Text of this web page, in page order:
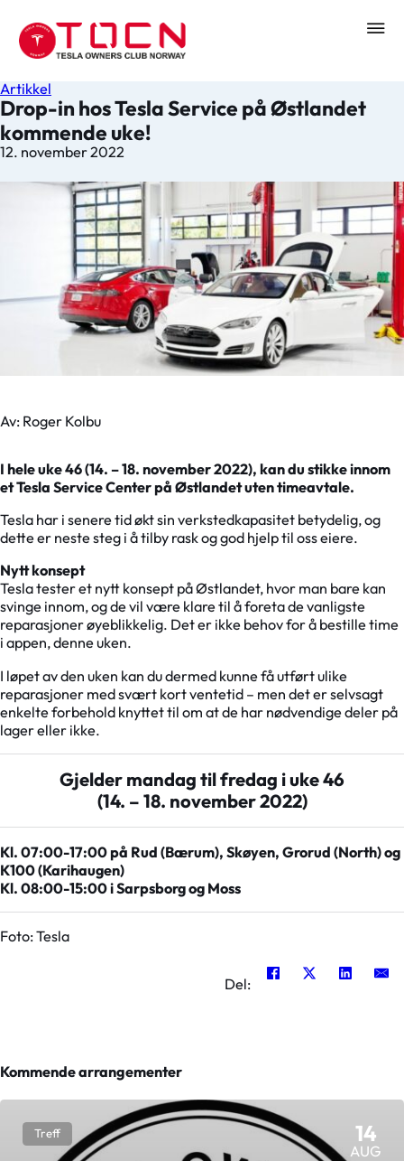
Drop-in hos Tesla Service på Østlandet
kommende uke!
Artikkel
12. november 2022
Av: Roger Kolbu
I hele uke 46 (14. – 18. november 2022), kan du stikke innom
et Tesla Service Center på Østlandet uten timeavtale.
Tesla har i senere tid økt sin verkstedkapasitet betydelig, og
dette er neste steg i å tilby rask og god hjelp til oss eiere.
Nytt konsept
Tesla tester et nytt konsept på Østlandet, hvor man bare kan
svinge innom, og de vil være klare til å foreta de vanligste
reparasjoner øyeblikkelig. Det er ikke behov for å bestille time
i appen, denne uken.
I løpet av den uken kan du dermed kunne få utført ulike
reparasjoner med svært kort ventetid – men det er selvsagt
enkelte forbehold knyttet til om at de har nødvendige deler på
lager eller ikke.
Gjelder mandag til fredag i uke 46
(14. – 18. november 2022)
Kl. 07:00-17:00 på Rud (Bærum), Skøyen, Grorud (North) og
K100 (Karihaugen)
Kl. 08:00-15:00 i Sarpsborg og Moss
Foto: Tesla
Del:
Kommende arrangementer
Treff 14
AUG